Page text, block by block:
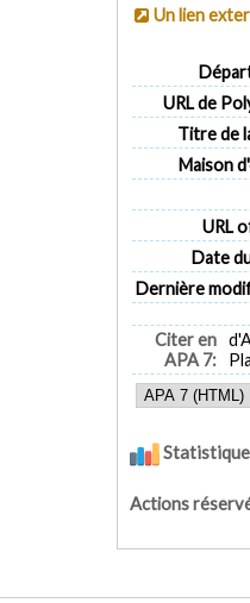
Un lien
URL de
Titre de
Maison
URL
Date
Dernière
Citer en
APA 7:
Actions